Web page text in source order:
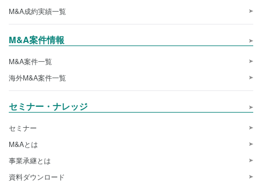
M&A成約実績一覧
M&A案件情報
M&A案件一覧
海外M&A案件一覧
セミナー・ナレッジ
セミナー
M&Aとは
事業承継とは
資料ダウンロード